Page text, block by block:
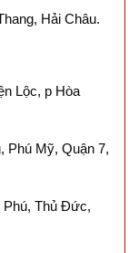
Hải Châu.
Lộc, p Hòa
Phú Mỹ, Quận 7,
Phú, Thủ Đức,